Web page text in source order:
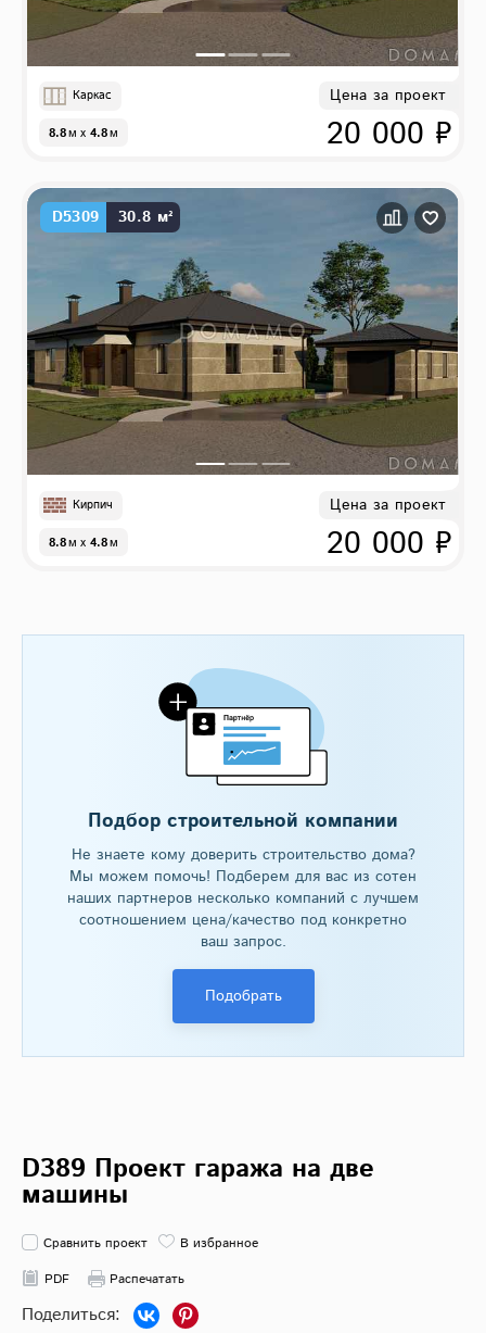
Каркас
8.8м x 4.8м
Цена за проект
20 000 ₽
D5309 30.8 м²
Кирпич
8.8м x 4.8м
Цена за проект
20 000 ₽
Подбор строительной компании
Не знаете кому доверить строительство дома?
Мы можем помочь! Подберем для вас из сотен
наших партнеров несколько компаний с лучшем
соотношением цена/качество под конкретно
ваш запрос.
Подобрать
D389 Проект гаража на две
машины
Сравнить проект
В избранное
PDF
Распечатать